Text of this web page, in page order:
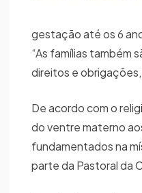
gestação até os 6
“As famílias também
direitos e
De acordo com o
do ventre materno
fundamentados na
parte da Pastoral da